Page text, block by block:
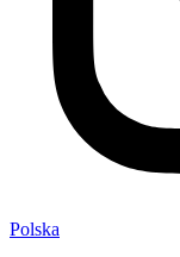
Polska